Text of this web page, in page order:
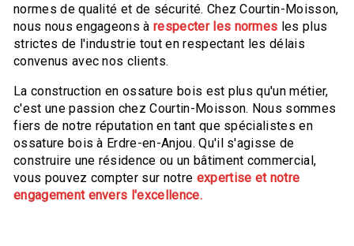
normes de qualité et de sécurité. Chez Courtin-Moisson,
nous nous engageons àrespecter les normes les plus
strictes de l'industrie tout en respectant les délais
convenus avec nos clients.
La construction en ossature bois est plus qu'un métier,
c'est une passion chez Courtin-Moisson. Nous sommes
fiers de notre réputation en tant que spécialistes en
ossature bois à Erdre-en-Anjou. Qu'il s'agisse de
construire une résidence ou un bâtiment commercial,
vous pouvez compter sur notre expertise et notre
engagement envers l'excellence.